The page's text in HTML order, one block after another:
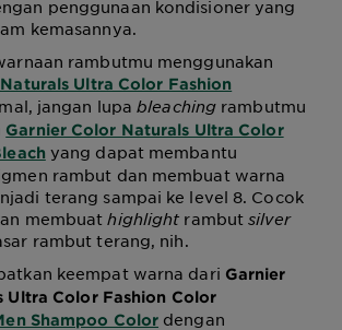
penggunaan kondisioner yang
kemasannya.
rambutmu menggunakan
Ultra Color Fashion
jangan lupableaching rambutmu
Garnier Color Naturals Ultra Color
yang dapat membantu
rambut dan membuat warna
terang sampai ke level 8. Cocok
membuathighlight rambutsilver
rambut terang, nih.
keempat warna dari Garnier
Ultra Color Fashion Color
Shampoo Color dengan